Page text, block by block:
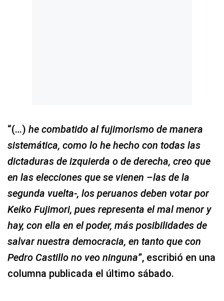
“(…) he combatido al fujimorismo de manera
sistemática, como lo he hecho con todas las
dictaduras de izquierda o de derecha, creo que
en las elecciones que se vienen –las de la
segunda vuelta-, los peruanos deben votar por
Keiko Fujimori, pues representa el mal menor y
hay, con ella en el poder, más posibilidades de
salvar nuestra democracia, en tanto que con
Pedro Castillo no veo ninguna”, escribió en una
columna publicada el último sábado.